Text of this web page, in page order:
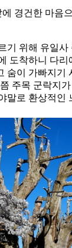
경건한 마음
기 위해 유일사
도착하니 다리
숨이 가빠지기
주목 군락지
말로 환상적인